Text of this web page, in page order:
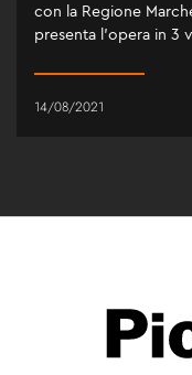
con la Regione
presenta l’opera in 3
14/08/2021